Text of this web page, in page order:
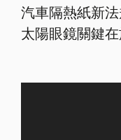
汽車隔熱紙新
太陽眼鏡關鍵